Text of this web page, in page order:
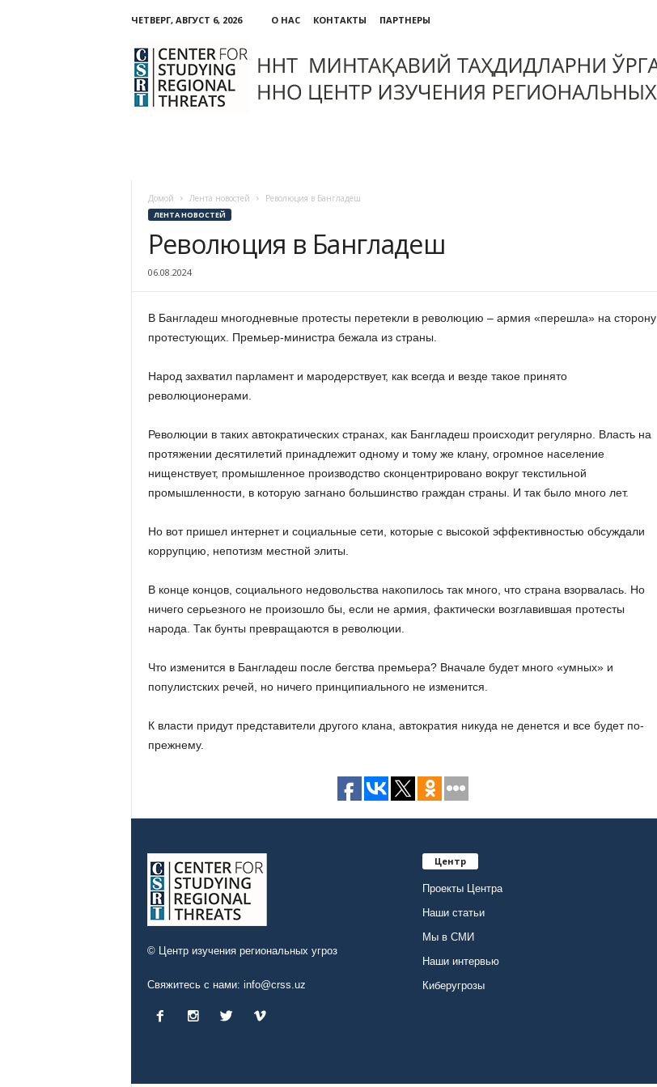
ЧЕТВЕРГ, АВГУСТ 6, 2026 О НАС КОНТАКТЫ
ПАРТНЕРЫ
Центр
изучения
региональных
угроз
Домой Лента новостей Революция в Бангладеш
ЛЕНТА НОВОСТЕЙ
Революция в Бангладеш
06.08.2024
В Бангладеш многодневные протесты перетекли в революцию – армия «перешла» на сторону
протестующих. Премьер-министра бежала из страны.
Народ захватил парламент и мародерствует, как всегда и везде такое принято
революционерами.
Революции в таких автократических странах, как Бангладеш происходит регулярно. Власть на
протяжении десятилетий принадлежит одному и тому же клану, огромное население
нищенствует, промышленное производство сконцентрировано вокруг текстильной
промышленности, в которую загнано большинство граждан страны. И так было много лет.
Но вот пришел интернет и социальные сети, которые с высокой эффективностью обсуждали
коррупцию, непотизм местной элиты.
В конце концов, социального недовольства накопилось так много, что страна взорвалась. Но
ничего серьезного не произошло бы, если не армия, фактически возглавившая протесты
народа. Так бунты превращаются в революции.
Что изменится в Бангладеш после бегства премьера? Вначале будет много «умных» и
популистских речей, но ничего принципиального не изменится.
К власти придут представители другого клана, автократия никуда не денется и все будет по-
прежнему.
© Центр изучения региональных угроз
Свяжитесь с нами: info@crss.uz
Центр
Проекты Центра
Наши статьи
Мы в СМИ
Наши интервью
Киберугрозы